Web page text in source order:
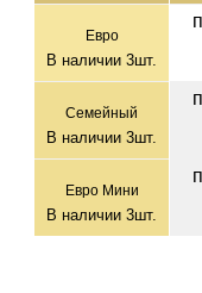
Евро
В наличии 3шт.
Семейный
В наличии 3шт.
Евро Мини
В наличии 3шт.